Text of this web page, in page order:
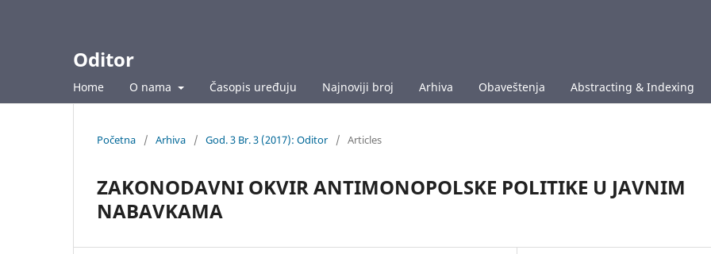
Oditor
Home O nama Časopis uređuju Najnoviji broj Arhiva Obaveštenja Abstracting & Indexing
Početna / Arhiva / God. 3 Br. 3 (2017): Oditor / Articles
ZAKONODAVNI OKVIR ANTIMONOPOLSKE POLITIKE U JAVNIM
NABAVKAMA